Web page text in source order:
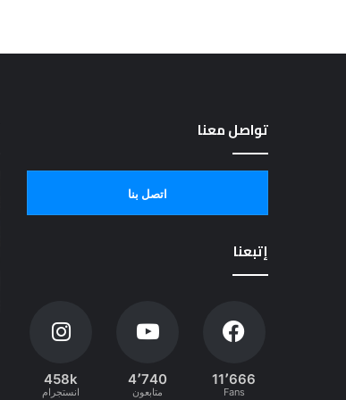
تواصل معنا
اتصل بنا
إتبعنا
11٬666
Fans
4٬740
متابعون
458k
انستجرام